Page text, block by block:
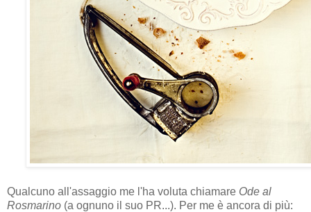
Qualcuno all'assaggio me l'ha voluta chiamare Ode al
Rosmarino (a ognuno il suo PR...). Per me è ancora di più: